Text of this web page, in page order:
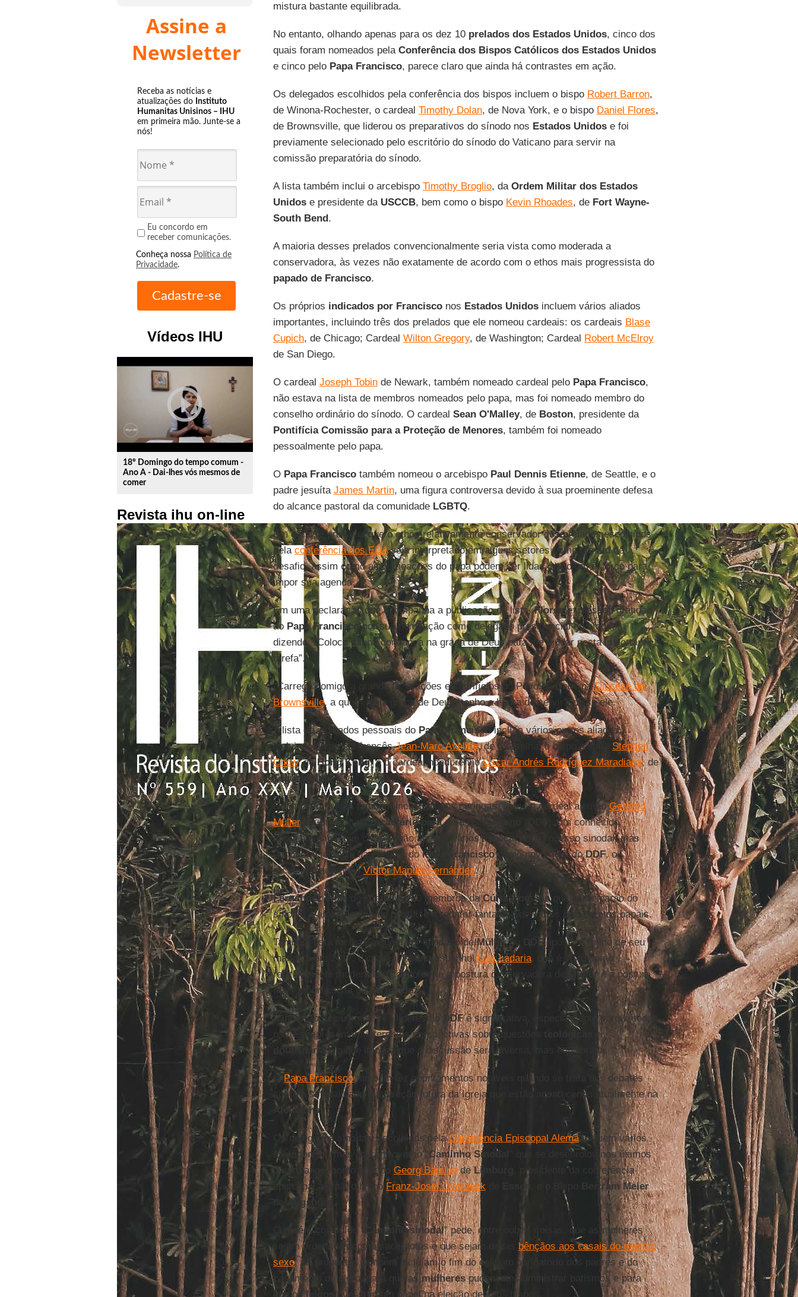
Assine a
Newsletter
Receba as notícias e
atualizações do Instituto
Humanitas Unisinos – IHU
em primeira mão. Junte-se a
nós!
Eu concordo em
receber comunicações.
Conheça nossa Política de
Privacidade.
Vídeos IHU
play_circle_outline
18º Domingo do tempo comum -
Ano A - Dai-lhes vós mesmos de
comer
Revista ihu on-line
mistura bastante equilibrada.
No entanto, olhando apenas para os dez 10 prelados dos Estados Unidos, cinco dos
quais foram nomeados pela Conferência dos Bispos Católicos dos Estados Unidos
e cinco peloPapa Francisco, parece claro que ainda há contrastes em ação.
Os delegados escolhidos pela conferência dos bispos incluem o bispo Robert Barron,
de Winona-Rochester, o cardeal Timothy Dolan, de Nova York, e o bispo Daniel Flores,
de Brownsville, que liderou os preparativos do sínodo nos Estados Unidose foi
previamente selecionado pelo escritório do sínodo do Vaticano para servir na
comissão preparatória do sínodo.
A lista também inclui o arcebispo Timothy Broglio, da Ordem Militar dos Estados
Unidose presidente da USCCB, bem como o bispo Kevin Rhoades, de Fort Wayne-
South Bend.
A maioria desses prelados convencionalmente seria vista como moderada a
conservadora, às vezes não exatamente de acordo com o ethos mais progressista do
papado de Francisco.
Os próprios indicados por Francisconos Estados Unidosincluem vários aliados
importantes, incluindo três dos prelados que ele nomeou cardeais: os cardeais Blase
Cupich, de Chicago; Cardeal Wilton Gregory, de Washington; Cardeal Robert McElroy
de San Diego.
O cardeal Joseph Tobinde Newark, também nomeado cardeal pelo Papa Francisco,
não estava na lista de membros nomeados pelo papa, mas foi nomeado membro do
conselho ordinário do sínodo. O cardeal Sean O'Malley, de Boston, presidente da
Pontifícia Comissão para a Proteção de Menores, também foi nomeado
pessoalmente pelo papa.
O Papa Franciscotambém nomeou o arcebispo Paul Dennis Etienne, de Seattle, e o
padre jesuíta James Martin, uma figura controversa devido à sua proeminente defesa
do alcance pastoral da comunidade LGBTQ.
Em geral, é provável que o ethos relativamente conservador dos prelados escolhidos
pela conferência dos EUAseja interpretado em alguns setores como um ato de
desafio, assim como as nomeações do papa podem ser lidas como um esforço para
impor sua agenda.
Em uma declaração que acompanha a publicação da lista,Floresexpressou gratidão
ao Papa Francisco por sua nomeação como delegado presidencial ao sínodo,
dizendo: “Coloco minha confiança na graça de Deus para me ajudar nesta importante
tarefa”.
“Carrego comigo a grande fé, orações e sacrifícios do Povo de Deus naDiocese de
Brownsville, a quem, pela graça de Deus, tenho a honra de servir”, disse ele.
A lista de indicados pessoais do Papa Franciscoincluía vários outros aliados,
incluindo o cardeal francêsJean-Marc Aveline, de Marselha; o bispo jesuíta Stephen
Chow, deHong Kong; e o cardeal hondurenhoOscar Andrés Rodríguez Maradiaga, de
Tegucigalpa.
No entanto, a lista também incluiu alguns curingas, como o cardeal alemãoGerhard
Müller, ex-prefeito doDicastério para a Fédo Vaticano
(DDF), um conhecido
oponente papal que criticou não apenas vários aspectos do processo sinodal, mas
também o teologia da escolha doPapa Franciscocomo novo líder doDDF, o
arcebispo argentinoVíctor Manuel Fernández.
Fernándezé um dos cerca de 20 membros daCúria Romanaque participarão do
sínodo, é amigo íntimo do pontífice e redator-fantasma de vários documentos papais.
Também está na lista o sucessor imediato deMüllerno DDFapós o término de seu
mandato em 2017, o cardeal jesuíta espanholLuis Ladaria, que é visto como
relativamente moderado, ficando entre a postura conservadora de
Müller e a postura
mais progressista de Fernández.
A inclusão dos últimos três líderes do DDFé significativa, especialmente porque todos
os três representam diferentes perspectivas sobre questões
teológicas
e
doutrinárias, o que implica que a discussão será diversa, mas equilibrada.
O Papa Franciscotambém fez apontamentos notáveis ​​quando se trata dos debates
sobre a sinodalidade e a direção futura da Igreja que estão acontecendo atualmente na
Alemanha.
Os delegados sinodais escolhidos pelaConferência Episcopal Alemãincluem vários
apoiadores firmes do controverso “Caminho Sinodal
” que se desenrolou nos últimos
quatro anos, como o bispo Georg BätzingdeLimburg
, presidente da conferência
episcopal alemã, o bispo Franz-Josef Overbeckde Essen
Bertram Meier
Augsburg
O recém-concluído “ Caminho sinodal” pede, entre outras coisas, que as mulheres
sejam ordenadas como sacerdotes e que sejam dadas bênçãos aos casais do mesmo
sexo. As propostas também incluíam o fim do celibato obrigatório dos padres e do
casamento do clero, para que asmulherespudessem administrar batismos e para
que osleigos tivessem um papel na eleição de seus bispos.